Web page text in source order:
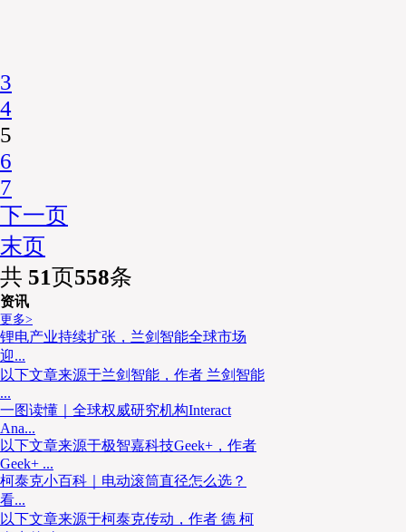
3
4
5
6
7
下一页
末页
共 51页558条
资讯
更多>
锂电产业持续扩张，兰剑智能全球市场
迎...
以下文章来源于兰剑智能，作者 兰剑智能
...
一图读懂｜全球权威研究机构Interact
Ana...
以下文章来源于极智嘉科技Geek+，作者
Geek+ ...
柯泰克小百科｜电动滚筒直径怎么选？
看...
以下文章来源于柯泰克传动，作者 德 柯